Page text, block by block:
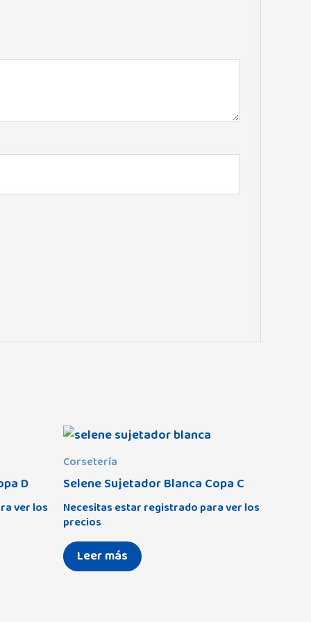
D
ver los
Corsetería
Selene Sujetador Blanca Copa C
Necesitas estar registrado para ver los
precios
Leer más